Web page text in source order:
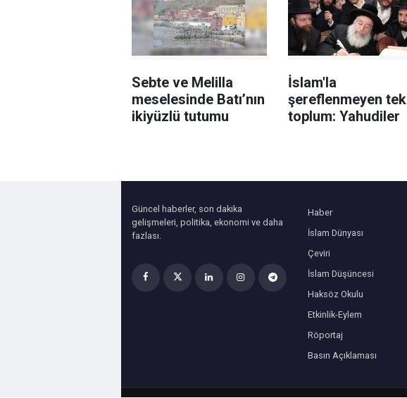
Sebte ve Melilla
meselesinde Batı’nın
ikiyüzlü tutumu
İslam'la
şereflenmeyen tek
toplum: Yahudiler
Güncel haberler, son dakika
gelişmeleri, politika, ekonomi ve daha
fazlası.
Haber
İslam Dünyası
Çeviri
İslam Düşüncesi
Haksöz Okulu
Etkinlik-Eylem
Röportaj
Basın Açıklaması